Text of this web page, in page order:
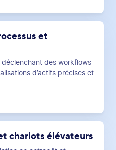
et
des workflows
d’actifs précises et
chariots élévateurs